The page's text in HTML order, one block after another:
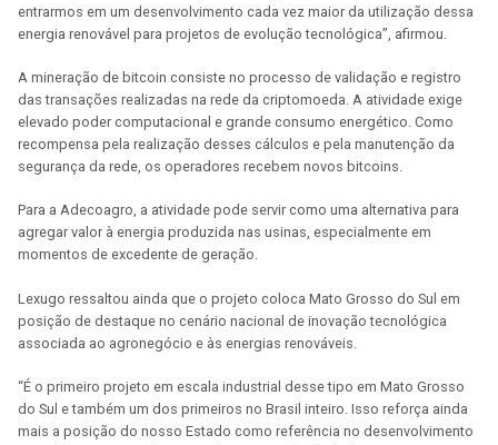
entrarmos em um desenvolvimento cada vez maior da utilização dessa
energia renovável para projetos de evolução tecnológica”, afirmou.
A mineração de bitcoin consiste no processo de validação e registro
das transações realizadas na rede da criptomoeda. A atividade exige
elevado poder computacional e grande consumo energético. Como
recompensa pela realização desses cálculos e pela manutenção da
segurança da rede, os operadores recebem novos bitcoins.
Para a Adecoagro, a atividade pode servir como uma alternativa para
agregar valor à energia produzida nas usinas, especialmente em
momentos de excedente de geração.
Lexugo ressaltou ainda que o projeto coloca Mato Grosso do Sul em
posição de destaque no cenário nacional de inovação tecnológica
associada ao agronegócio e às energias renováveis.
“É o primeiro projeto em escala industrial desse tipo em Mato Grosso
do Sul e também um dos primeiros no Brasil inteiro. Isso reforça ainda
mais a posição do nosso Estado como referência no desenvolvimento